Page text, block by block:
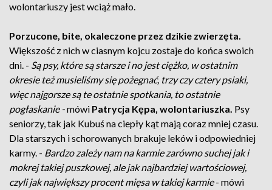
wolontariuszy jest wciąż mało.
Porzucone, bite, okaleczone przez dzikie zwierzęta.
Większość z nich w ciasnym kojcu zostaje do końca swoich
dni. - Są psy, które są starsze i no jest ciężko, w ostatnim
okresie też musieliśmy się pożegnać, trzy czy cztery psiaki,
więc najgorsze są te ostatnie spotkania, to ostatnie
pogłaskanie -mówi Patrycja Kępa, wolontariuszka. Psy
seniorzy, tak jak Kubuś na ciepły kąt mają coraz mniej czasu.
Dla starszych i schorowanych brakuje leków i odpowiedniej
karmy. - Bardzo zależy nam na karmie zarówno suchej jak i
mokrej takiej puszkowej, ale jak najbardziej wartościowej,
czyli jak największy procent mięsa w takiej karmie- mówi